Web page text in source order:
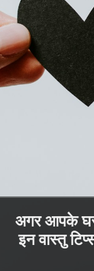
अगर आपके घर
इन वास्तु